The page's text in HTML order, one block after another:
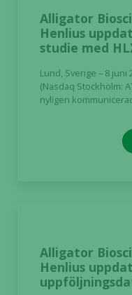
Alligator
Henlius
studie med
Lund, Sverige – 8 juni
(Nasdaq Stockholm:
nyligen
Alligator
Henlius